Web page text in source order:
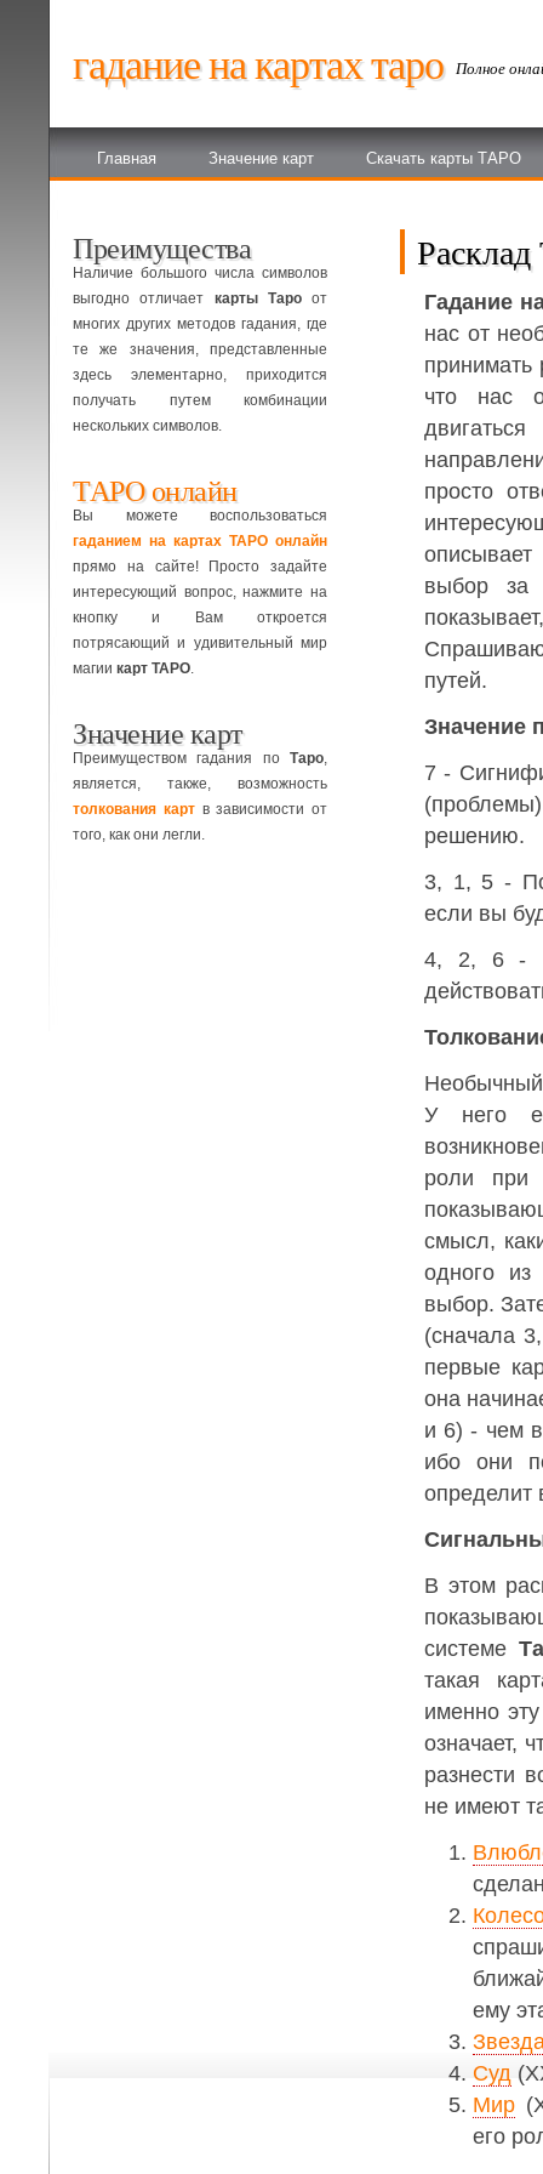
гадание на картах таро Полное
Главная Значение карт Скачать карты ТАРО
Гадание
нас от
принимать
что нас
просто
выбор за
путей.
Значение
7 -
решению.
3, 1, 5 -
если вы
4, 2, 6 -
У него
роли при
смысл,
одного из
выбор.
(сначала
первые
она
и 6) - чем
ибо они
определит
В этом
системе
такая
именно
означает,
разнести
не имеют
ему
Суд
Мир
его
Преимущества
Наличие большого числа символов
выгодно отличает карты Тароот
многих других методов гадания, где
те же значения, представленные
здесь элементарно, приходится
получать путем комбинации
нескольких символов.
ТАРО онлайн
Вы можете воспользоваться
гаданием на картах ТАРО онлайн
прямо на сайте! Просто задайте
интересующий вопрос, нажмите на
кнопку и Вам откроется
потрясающий и удивительный мир
магии карт ТАРО.
Значение карт
Преимуществом гадания по Таро,
является, также, возможность
толкования картв зависимости от
того, как они легли.